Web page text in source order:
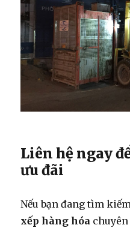
Liên hệ ngay
ưu đãi
Nếu bạn đang tìm
xếp hàng hóa